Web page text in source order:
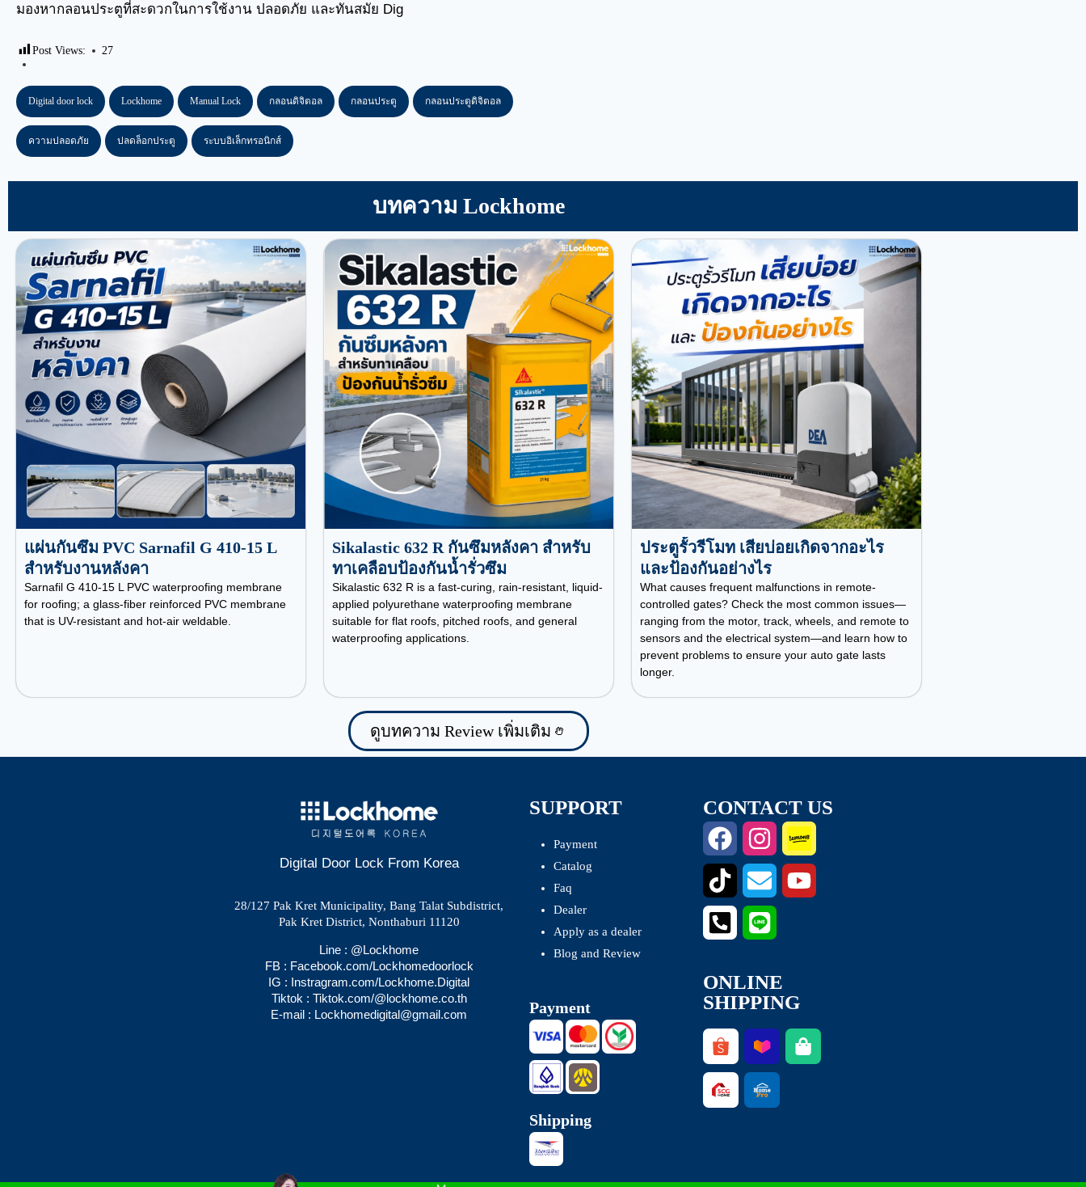
มองหากลอนประตูที่สะดวกในการใช้งาน ปลอดภัย และทันสมัย Dig
Post Views: 27
Digital door lock Lockhome Manual Lock กลอนดิจิตอล กลอนประตู กลอนประตูดิจิตอล
ความปลอดภัย ปลดล็อกประตู ระบบอิเล็กทรอนิกส์
บทความ Lockhome
แผ่นกันซึม PVC Sarnafil G 410-15 L
สำหรับงานหลังคา
Sarnafil G 410-15 L PVC waterproofing membrane
for roofing; a glass-fiber reinforced PVC membrane
that is UV-resistant and hot-air weldable.
Sikalastic 632 R กันซึมหลังคา สำหรับ
ทาเคลือบป้องกันน้ำรั่วซึม
Sikalastic 632 R is a fast-curing, rain-resistant, liquid-
applied polyurethane waterproofing membrane
suitable for flat roofs, pitched roofs, and general
waterproofing applications.
ประตูรั้วรีโมท เสียบ่อยเกิดจากอะไร
และป้องกันอย่างไร
What causes frequent malfunctions in remote-
controlled gates? Check the most common issues—
ranging from the motor, track, wheels, and remote to
sensors and the electrical system—and learn how to
prevent problems to ensure your auto gate lasts
longer.
ดูบทความ Review เพิ่มเติม
Digital Door Lock From Korea
28/127 Pak Kret Municipality, Bang Talat Subdistrict,
Pak Kret District, Nonthaburi 11120
Line : @Lockhome
FB : Facebook.com/Lockhomedoorlock
IG : Instragram.com/Lockhome.Digital
Tiktok : Tiktok.com/@lockhome.co.th
E-mail : Lockhomedigital@gmail.com
SUPPORT
Payment
Catalog
Faq
Dealer
Apply as a dealer
Blog and Review
Payment
Shipping
CONTACT US
ONLINE
SHIPPING